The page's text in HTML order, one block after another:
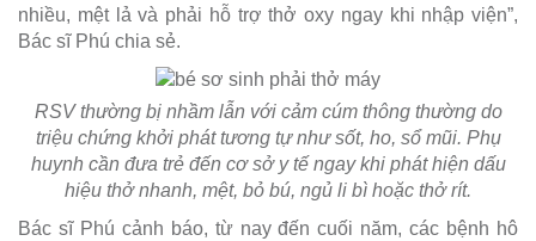
nhiều, mệt lả và phải hỗ trợ thở oxy ngay khi nhập viện”,
Bác sĩ Phú chia sẻ.
RSV thường bị nhầm lẫn với cảm cúm thông thường do
triệu chứng khởi phát tương tự như sốt, ho, sổ mũi. Phụ
huynh cần đưa trẻ đến cơ sở y tế ngay khi phát hiện dấu
hiệu thở nhanh, mệt, bỏ bú, ngủ li bì hoặc thở rít.
Bác sĩ Phú cảnh báo, từ nay đến cuối năm, các bệnh hô